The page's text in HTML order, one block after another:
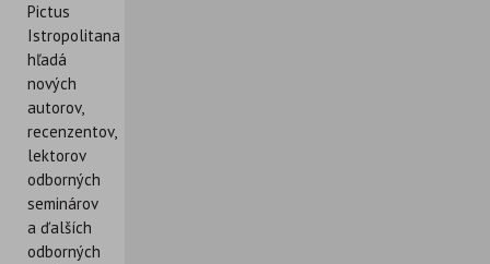
Pictus
Istropolitana
hľadá
nových
autorov,
recenzentov,
lektorov
odborných
seminárov
a ďalších
odborných